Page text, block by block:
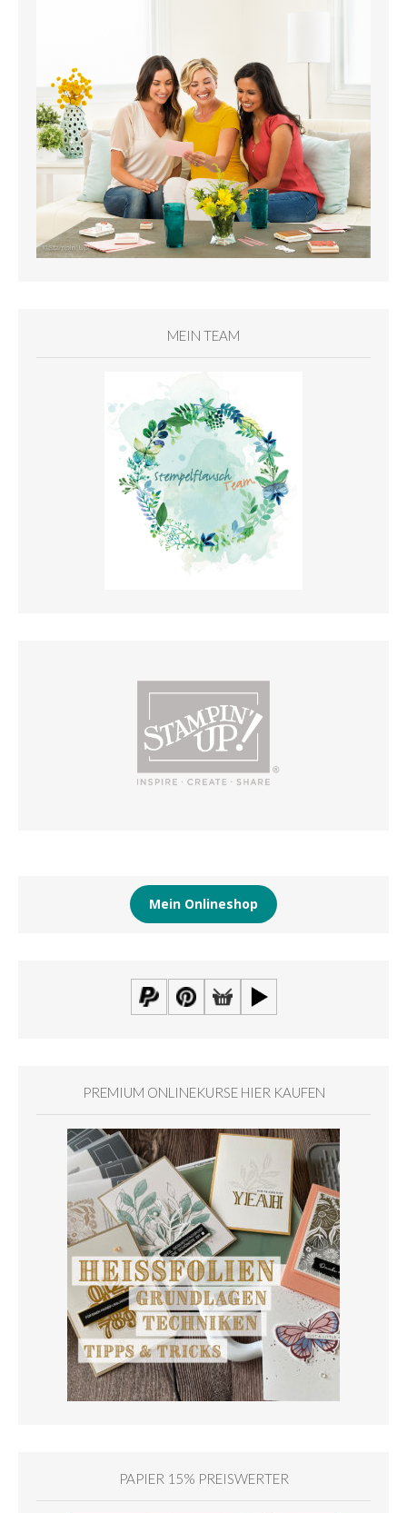
MEIN TEAM
Mein Onlineshop
PREMIUM ONLINEKURSE HIER KAUFEN
PAPIER 15% PREISWERTER